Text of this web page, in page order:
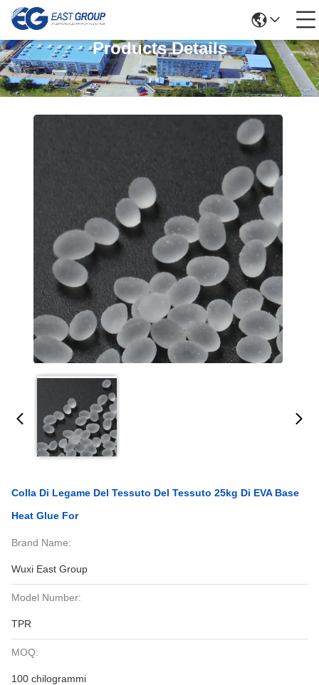
Products Details
Colla Di Legame Del Tessuto Del Tessuto 25kg Di EVA Base
Heat Glue For
Brand Name:
Wuxi East Group
Model Number:
TPR
MOQ:
100 chilogrammi